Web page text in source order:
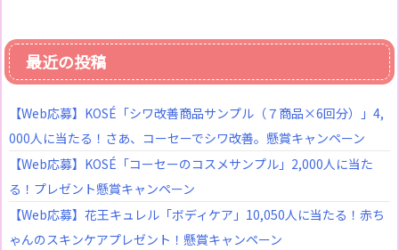
最近の投稿
【Web応募】KOSÉ「シワ改善商品サンプル（７商品×6回分）」4,
000人に当たる！さあ、コーセーでシワ改善。懸賞キャンペーン
【Web応募】KOSÉ「コーセーのコスメサンプル」2,000人に当た
る！プレゼント懸賞キャンペーン
【Web応募】花王キュレル「ボディケア」10,050人に当たる！赤ち
ゃんのスキンケアプレゼント！懸賞キャンペーン